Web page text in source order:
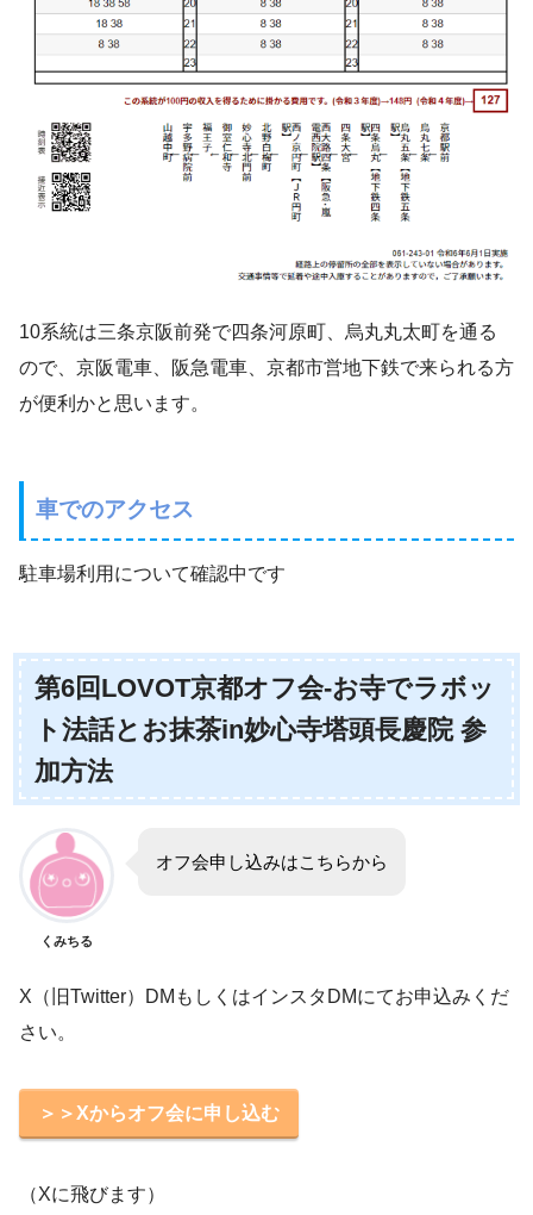
10系統は三条京阪前発で四条河原町、烏丸丸太町を通る
ので、京阪電車、阪急電車、京都市営地下鉄で来られる方
が便利かと思います。
車でのアクセス
駐車場利用について確認中です
第6回LOVOT京都オフ会-お寺でラボッ
ト法話とお抹茶in妙心寺塔頭長慶院 参
加方法
くみちる
オフ会申し込みはこちらから
X（旧Twitter）DMもしくはインスタDMにてお申込みくだ
さい。
＞＞Xからオフ会に申し込む
（Xに飛びます）